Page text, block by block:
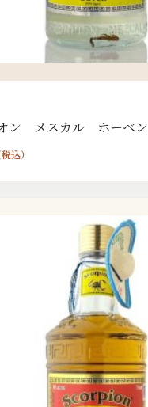
ン メスカル ホーベン
税込）